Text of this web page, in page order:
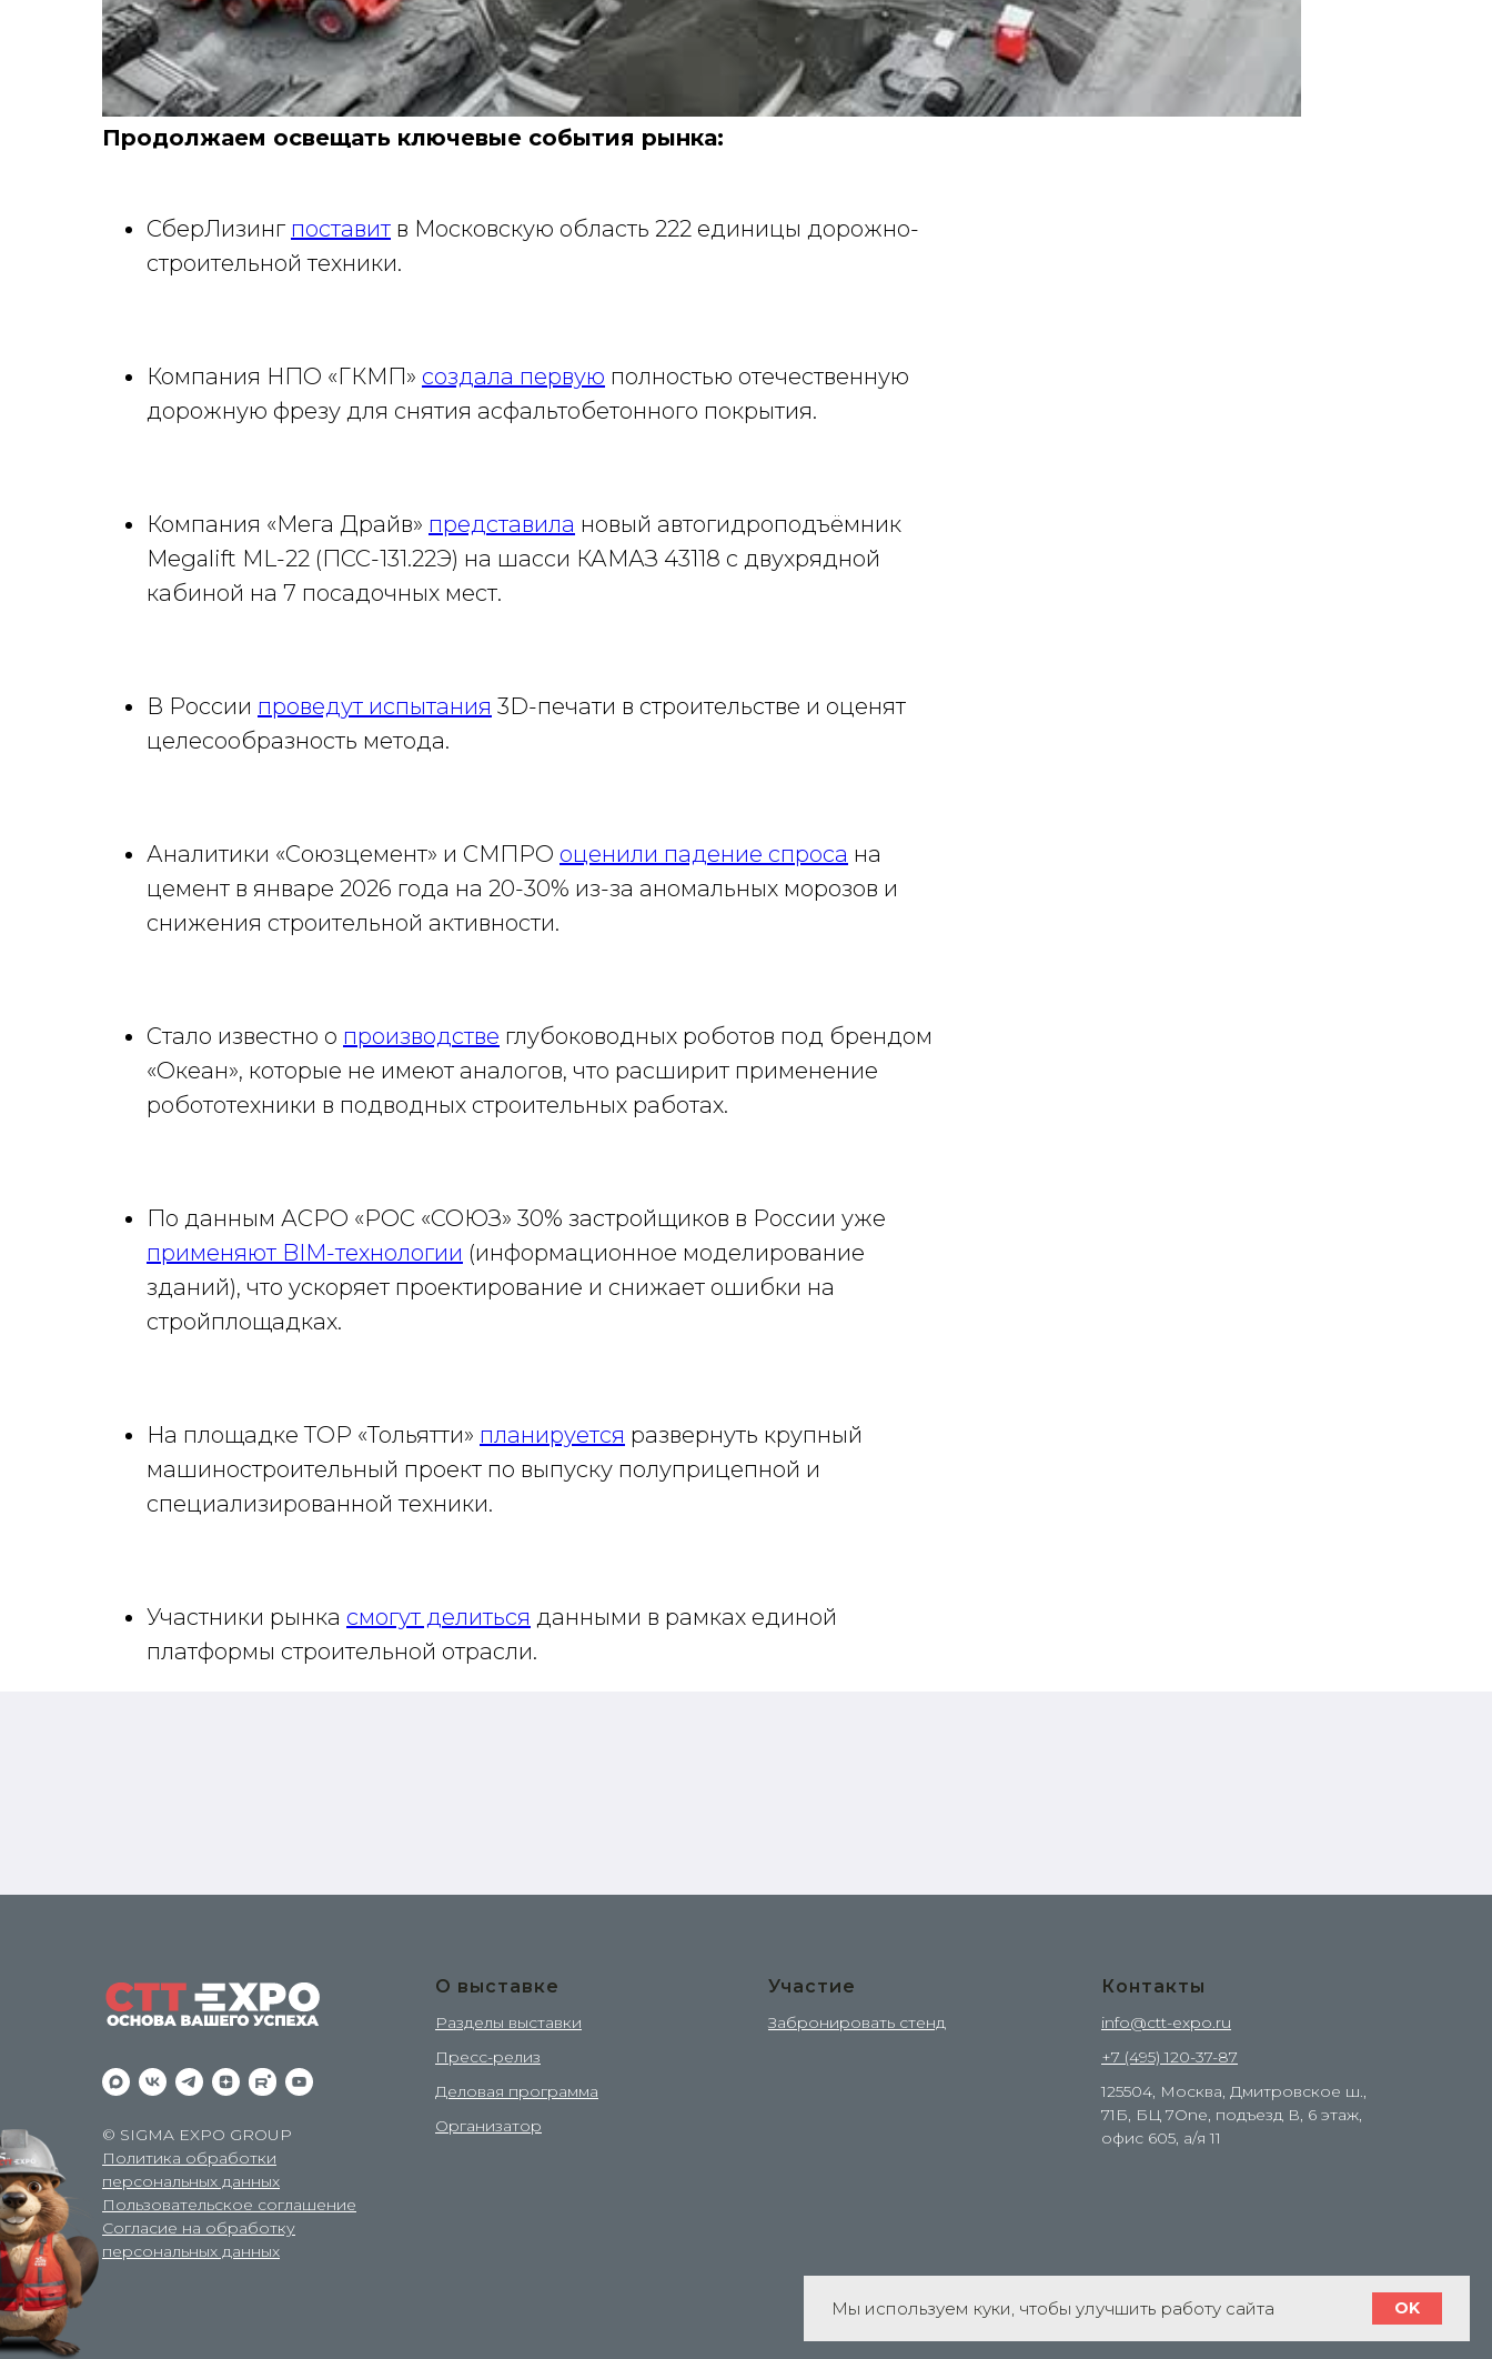
Продолжаем освещать ключевые события рынка:
СберЛизинг поставит в Московскую область 222 единицы дорожно-
строительной техники.
Компания НПО «ГКМП» создала первую полностью отечественную
дорожную фрезу для снятия асфальтобетонного покрытия.
Компания «Мега Драйв» представила новый автогидроподъёмник
Megalift ML-22 (ПСС-131.22Э) на шасси КАМАЗ 43118 с двухрядной
кабиной на 7 посадочных мест.
В России проведут испытания 3D-печати в строительстве и оценят
целесообразность метода.
Аналитики «Союзцемент» и СМПРО оценили падение спроса на
цемент в январе 2026 года на 20-30% из-за аномальных морозов и
снижения строительной активности.
Стало известно о производстве глубоководных роботов под брендом
«Океан», которые не имеют аналогов, что расширит применение
робототехники в подводных строительных работах.
По данным АСРО «РОС «СОЮЗ» 30% застройщиков в России уже
применяют BIM-технологии (информационное моделирование
зданий), что ускоряет проектирование и снижает ошибки на
стройплощадках.
На площадке ТОР «Тольятти» планируется развернуть крупный
машиностроительный проект по выпуску полуприцепной и
специализированной техники.
Участники рынка смогут делиться данными в рамках единой
платформы строительной отрасли.
© SIGMA EXPO GROUP
Политика обработки
персональных данных
Пользовательское соглашение
Согласие на обработку
персональных данных
О выставке
Разделы выставки
Пресс-релиз
Деловая программа
Организатор
Участие
Забронировать стенд
Контакты
info@ctt-expo.ru
+7 (495) 120-37-87
125504, Москва, Дмитровское ш.,
71Б, БЦ 7One, подъезд В, 6 этаж,
офис 605, а/я 11
Мы используем куки, чтобы улучшить работу сайта OK